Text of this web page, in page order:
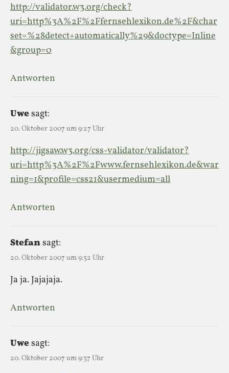
http://validator.w3.org/check?
uri=http%3A%2F%2Ffernsehlexikon.de%2F&char
set=%28detect+automatically%29&doctype=Inline
&group=0
Antworten
Uwesagt:
20. Oktober 2007 um 9:27 Uhr
http://jigsaw.w3.org/css-validator/validator?
uri=http%3A%2F%2Fwww.fernsehlexikon.de&war
ning=1&profile=css21&usermedium=all
Antworten
Stefansagt:
20. Oktober 2007 um 9:32 Uhr
Ja ja. Jajajaja.
Antworten
Uwesagt:
20. Oktober 2007 um 9:37 Uhr